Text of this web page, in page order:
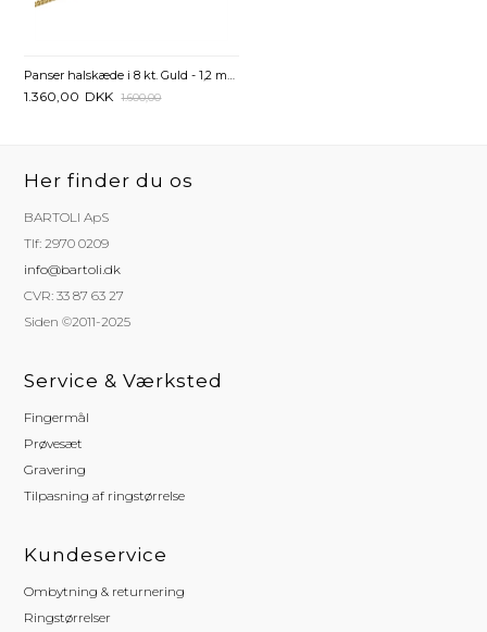
1.360,00 DKK 1.600,00
Her finder du os
BARTOLI ApS
Tlf: 2970 0209
info@bartoli.dk
CVR: 33 87 63 27
Siden ©2011-2025
Service & Værksted
Fingermål
Prøvesæt
Gravering
Tilpasning af ringstørrelse
Kundeservice
Ombytning & returnering
Ringstørrelser